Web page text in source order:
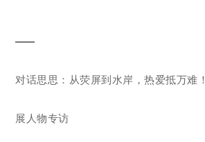
对话思思：从荧屏到水岸，热爱抵万难
展人物专访